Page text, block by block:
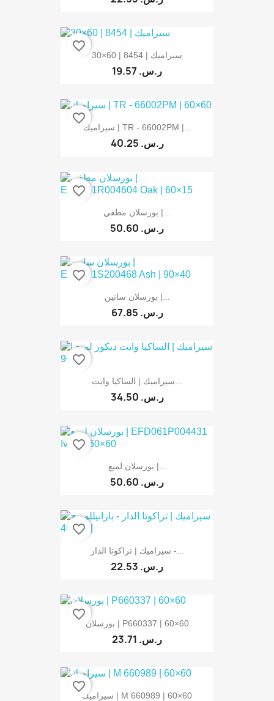
سيراميك | 8454 | 60×30
19.57 ر.س.‏
favorite_border
سيراميك | TR - 66002PM |...
40.25 ر.س.‏
favorite_border
بورسلان مطفي |...
50.60 ر.س.‏
favorite_border
بورسلان ساتين |...
67.85 ر.س.‏
favorite_border
سيراميك | الساكيا وايت...
34.50 ر.س.‏
favorite_border
بورسلان لميع |...
50.60 ر.س.‏
favorite_border
سيراميك | تراكوتا الدار -...
22.53 ر.س.‏
favorite_border
بورسلان | P660337 | 60×60
23.71 ر.س.‏
favorite_border
سيراميك | M 660989 | 60×60
favorite_border